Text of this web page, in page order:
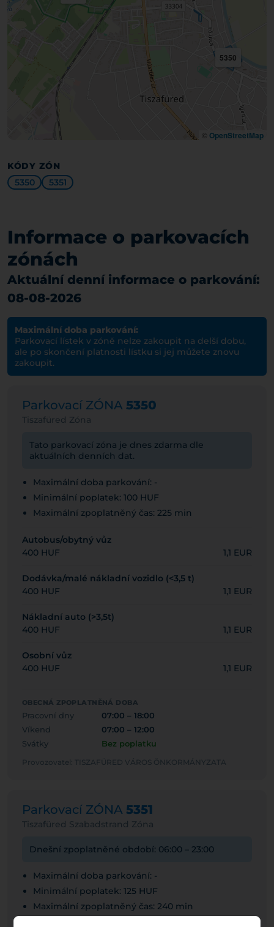
5350
© OpenStreetMap
KÓDY ZÓN
5350
5351
Informace o parkovacích
zónách
Aktuální denní informace o parkování:
08-08-2026
Maximální doba parkování:
Parkovací lístek v zóně nelze zakoupit na delší dobu,
ale po skončení platnosti lístku si jej můžete znovu
zakoupit.
Parkovací ZÓNA 5350
Tiszafüred Zóna
Tato parkovací zóna je dnes zdarma dle
aktuálních denních dat.
Maximální doba parkování: -
Minimální poplatek: 100 HUF
Maximální zpoplatněný čas: 225 min
Autobus/obytný vůz
400 HUF
1,1 EUR
Dodávka/malé nákladní vozidlo (<3,5 t)
400 HUF
1,1 EUR
Nákladní auto (>3,5t)
400 HUF
1,1 EUR
Osobní vůz
400 HUF
1,1 EUR
OBECNÁ ZPOPLATNĚNÁ DOBA
Pracovní dny
07:00 – 18:00
Víkend
07:00 – 12:00
Svátky
Bez poplatku
Provozovatel: TISZAFÜRED VÁROS ÖNKORMÁNYZATA
Parkovací ZÓNA 5351
Tiszafüred Szabadstrand Zóna
Dnešní zpoplatněné období: 06:00 – 23:00
Maximální doba parkování: -
Minimální poplatek: 125 HUF
Maximální zpoplatněný čas: 240 min